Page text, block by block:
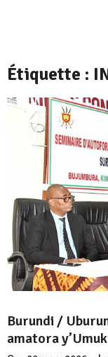
Étiquette :
Burundi /
amatora